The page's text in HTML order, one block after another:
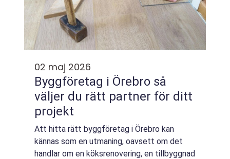
02 maj 2026
Byggföretag i Örebro så
väljer du rätt partner för ditt
projekt
Att hitta rätt byggföretag i Örebro kan
kännas som en utmaning, oavsett om det
handlar om en köksrenovering, en tillbyggnad